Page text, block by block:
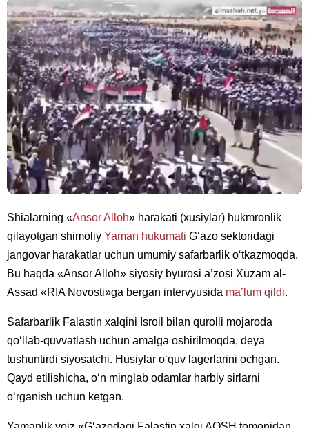
Shialarning «Ansor Alloh» harakati (xusiylar) hukmronlik
qilayotgan shimoliy Yaman hukumati G‘azo sektoridagi
jangovar harakatlar uchun umumiy safarbarlik o‘tkazmoqda.
Bu haqda «Ansor Alloh» siyosiy byurosi a’zosi Xuzam al-
Assad «RIA Novosti»ga bergan intervyusida ma’lum qildi.
Safarbarlik Falastin xalqini Isroil bilan qurolli mojaroda
qo‘llab-quvvatlash uchun amalga oshirilmoqda, deya
tushuntirdi siyosatchi. Husiylar o‘quv lagerlarini ochgan.
Qayd etilishicha, o‘n minglab odamlar harbiy sirlarni
o‘rganish uchun ketgan.